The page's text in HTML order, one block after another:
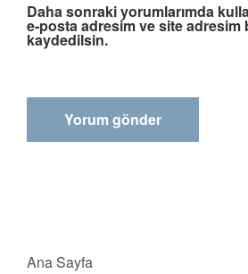
Daha sonraki yorumlarımda
e-posta adresim ve site adresim
kaydedilsin.
Ana Sayfa